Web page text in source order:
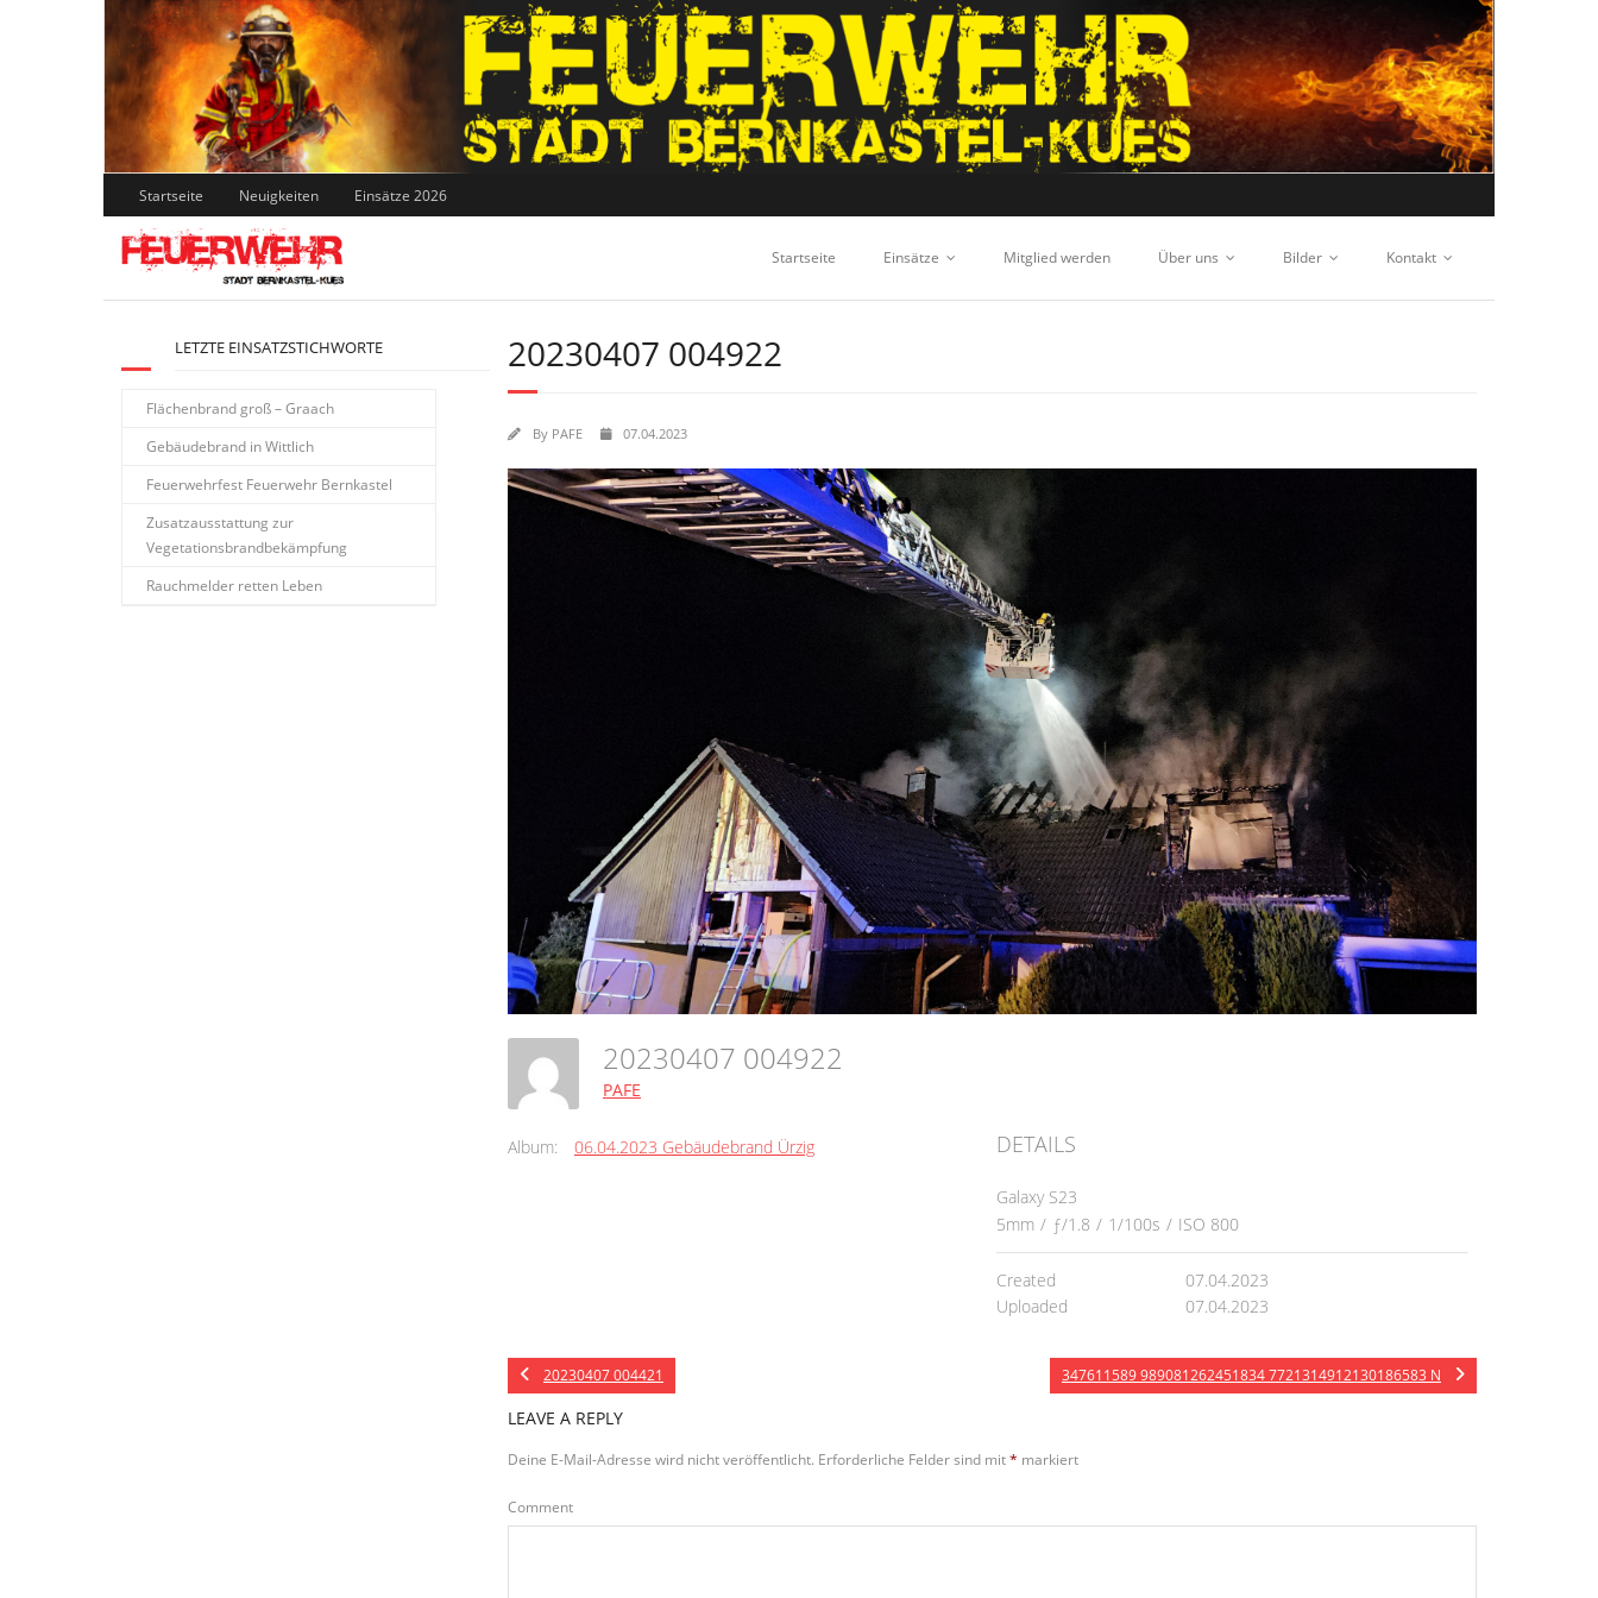
Skip
to
content
Startseite Neuigkeiten Einsätze 2026
Startseite Einsätze Mitglied werden Über uns Bilder Kontakt
20230407 004922
By PAFE 07.04.2023
20230407 004922
PAFE
Album: 06.04.2023 Gebäudebrand Ürzig DETAILS
Galaxy S23
5mm / ƒ/1.8 / 1/100s / ISO 800
Created
07.04.2023
Uploaded
07.04.2023
20230407 004421 347611589 989081262451834 7721314912130186583 N
LEAVE A REPLY
Deine E-Mail-Adresse wird nicht veröffentlicht. Erforderliche Felder sind mit* markiert
Comment
LETZTE EINSATZSTICHWORTE
Flächenbrand groß – Graach
Gebäudebrand in Wittlich
Feuerwehrfest Feuerwehr Bernkastel
Zusatzausstattung zur
Vegetationsbrandbekämpfung
Rauchmelder retten Leben